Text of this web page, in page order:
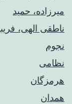
میرزاده، حمید
ناطقی الهی،
نجوم
نظامی
هرمزگان
همدان